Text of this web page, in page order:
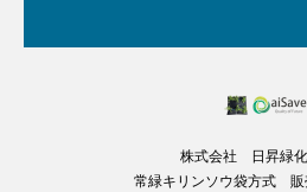
株式会社 日昇緑
常緑キリンソウ袋方式 販